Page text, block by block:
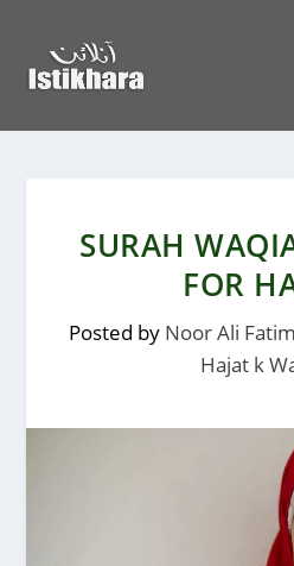
SURAH
FOR
Posted by Noor Ali
Hajat k